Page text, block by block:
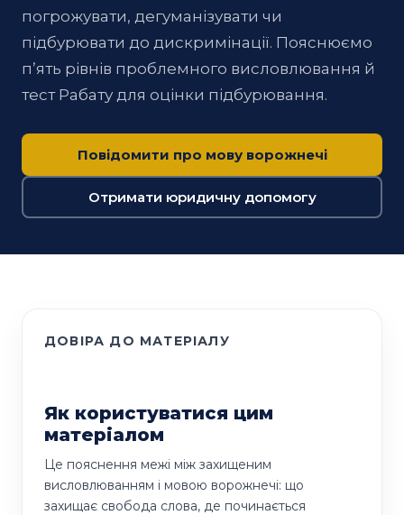
погрожувати, дегуманізувати чи
підбурювати до дискримінації. Пояснюємо
пʼять рівнів проблемного висловлювання й
тест Рабату для оцінки підбурювання.
Повідомити про мову ворожнечі
Отримати юридичну допомогу
ДОВІРА ДО МАТЕРІАЛУ
Як користуватися цим
матеріалом
Це пояснення межі між захищеним
висловлюванням і мовою ворожнечі: що
захищає свобода слова, де починається